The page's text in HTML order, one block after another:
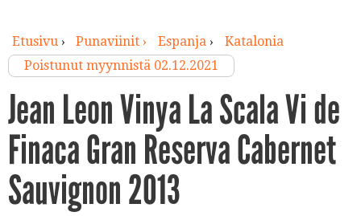
Etusivu› Punaviinit › Espanja›
Katalonia
Poistunut myynnistä 02.12.2021
Jean Leon Vinya La Scala Vi de
Finaca Gran Reserva Cabernet
Sauvignon 2013